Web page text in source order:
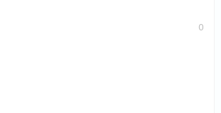
0